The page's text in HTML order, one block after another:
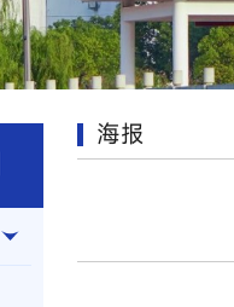
海报